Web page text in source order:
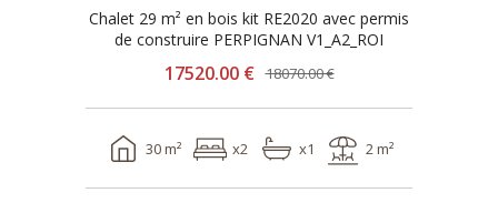
Chalet 29 m² en bois kit RE2020 avec permis
de construire PERPIGNAN V1_A2_ROI
17520.00 € 18070.00 €
30 m² x2 x1 2 m²